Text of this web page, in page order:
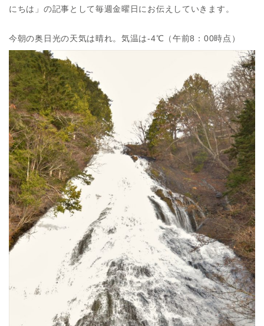
にちは」の記事として毎週金曜日にお伝えしていきます。
今朝の奥日光の天気は晴れ。気温は-4℃（午前8：00時点）